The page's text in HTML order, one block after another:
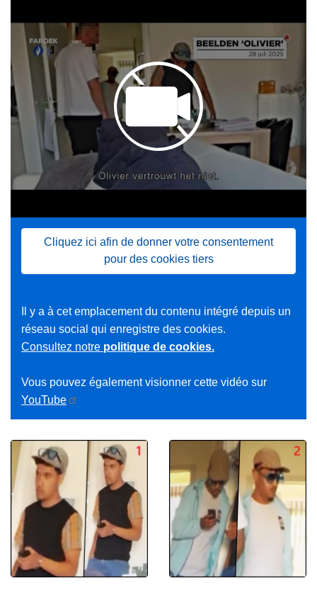
Cliquez ici afin de donner votre consentement
pour des cookies tiers
Il y a à cet emplacement du contenu intégré depuis un
réseau social qui enregistre des cookies.
Consultez notre politique de cookies.
Vous pouvez également visionner cette vidéo sur
YouTube